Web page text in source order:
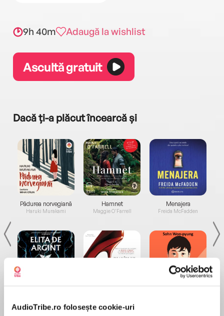
AudioTribe.ro folosește cookie-uri
9h 40m Adaugă la wishlist
Ascultă gratuit
Dacă ți-a plăcut încearcă și
Pădurea norvegiană
Haruki Murakami
de...
Dani Francis
Hamnet
Maggie O'Farrell
la...
Lauren Weisberger
Menajera
Freida McFadden